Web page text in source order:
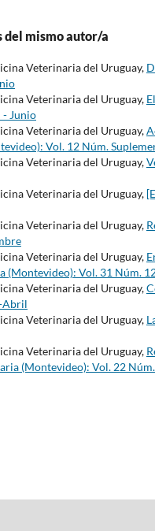
mismo autor/a
Veterinaria del Uruguay,
Veterinaria del Uruguay,
- Junio
Veterinaria del Uruguay,
Vol. 12 Núm.
Veterinaria del Uruguay,
Veterinaria del Uruguay,
Veterinaria del Uruguay,
Veterinaria del Uruguay,
(Montevideo): Vol. 31 Núm.
Veterinaria del Uruguay,
Abril
Veterinaria del Uruguay,
Veterinaria del Uruguay,
(Montevideo): Vol. 22